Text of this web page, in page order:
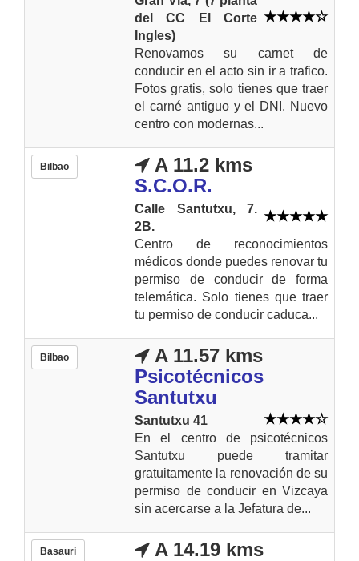
del CC El Corte
Ingles)
Renovamos su carnet de
conducir en el acto sin ir a trafico.
Fotos gratis, solo tienes que traer
el carné antiguo y el DNI. Nuevo
centro con modernas...
Bilbao
A 11.2 kms
S.C.O.R.
Calle Santutxu, 7.
2B.
Centro de reconocimientos
médicos donde puedes renovar tu
permiso de conducir de forma
telemática. Solo tienes que traer
tu permiso de conducir caduca...
Bilbao
A 11.57 kms
Psicotécnicos
Santutxu
Santutxu 41
En el centro de psicotécnicos
Santutxu puede tramitar
gratuitamente la renovación de su
permiso de conducir en Vizcaya
sin acercarse a la Jefatura de...
Basauri
A 14.19 kms